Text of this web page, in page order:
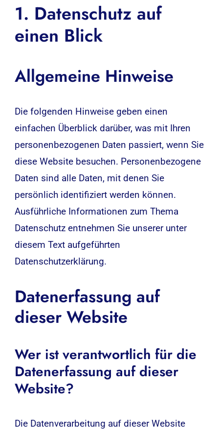
1. Datenschutz auf
einen Blick
Allgemeine Hinweise
Die folgenden Hinweise geben einen
einfachen Überblick darüber, was mit Ihren
personenbezogenen Daten passiert, wenn Sie
diese Website besuchen. Personenbezogene
Daten sind alle Daten, mit denen Sie
persönlich identifiziert werden können.
Ausführliche Informationen zum Thema
Datenschutz entnehmen Sie unserer unter
diesem Text aufgeführten
Datenschutzerklärung.
Datenerfassung auf
dieser Website
Wer ist verantwortlich für die
Datenerfassung auf dieser
Website?
Die Datenverarbeitung auf dieser Website